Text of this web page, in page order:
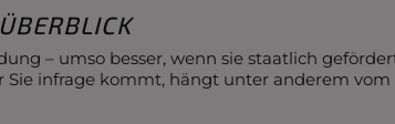
– umso besser, wenn sie staatlich
Sie infrage kommt, hängt unter anderem